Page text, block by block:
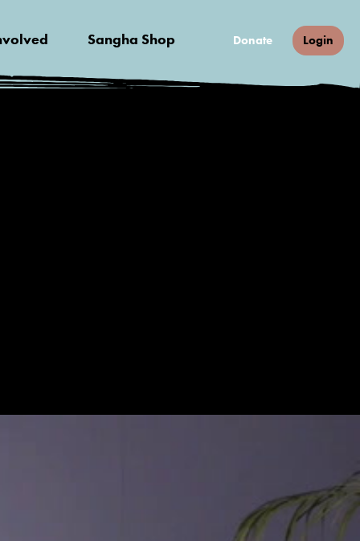
Sangha Shop Donate Login